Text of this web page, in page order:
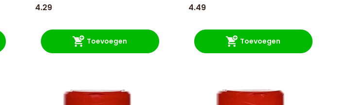
4.29
Toevoegen
4.49
Toevoegen